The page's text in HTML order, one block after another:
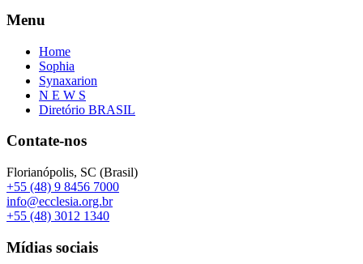
Menu
Home
Sophia
Synaxarion
N E W S
Diretório BRASIL
Contate-nos
Florianópolis, SC (Brasil)
+55 (48) 9 8456 7000
info@ecclesia.org.br
+55 (48) 3012 1340
Mídias sociais